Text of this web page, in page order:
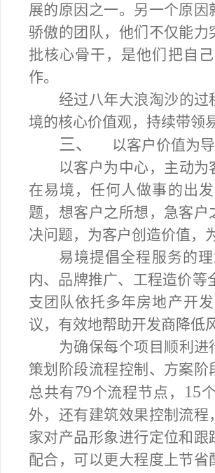
展的原因之一。另一个原
骄傲的团队，他们不仅能
批核心骨干，是他们把自
作。
经过八年大浪淘沙的
境的核心价值观，持续带领
三、
以客户价值为
以客户为中心，主动
在易境，任何人做事的出
题，想客户之所想，急客
决问题，为客户创造价值，
易境提倡全程服务的
内、品牌推广、工程造价等
支团队依托多年房地产开
议，有效地帮助开发商降低
为确保每个项目顺利
策划阶段流程控制、方案
总共有79个流程节点， 15
外，还有建筑效果控制流
家对产品形象进行定位和
配合，可以更大程度上节